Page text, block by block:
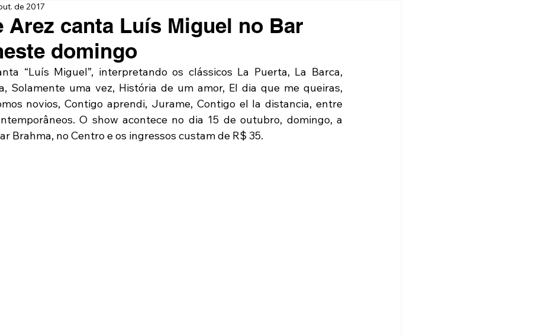
Arez canta Luís Miguel no Bar
domingo
de 2017
“Luís Miguel”, interpretando os clássicos La Puerta, La Barca,
Solamente uma vez, História de um amor, El dia que me queiras,
novios, Contigo aprendi, Jurame, Contigo el la distancia, entre
O show acontece no dia 15 de outubro, domingo, a
Brahma, no Centro e os ingressos custam de R$ 35.